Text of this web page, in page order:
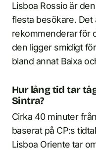
Lisboa Rossio är
flesta besökare. Det
rekommenderar för
den ligger smidigt
bland annat Baixa
Hur lång tid tar
Sintra?
Cirka 40 minuter
baserat på CP:s
Lisboa Oriente tar